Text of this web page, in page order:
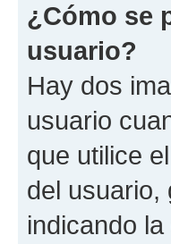
¿Cómo se
usuario?
Hay dos
usuario
que utilice
del usuario,
indicando